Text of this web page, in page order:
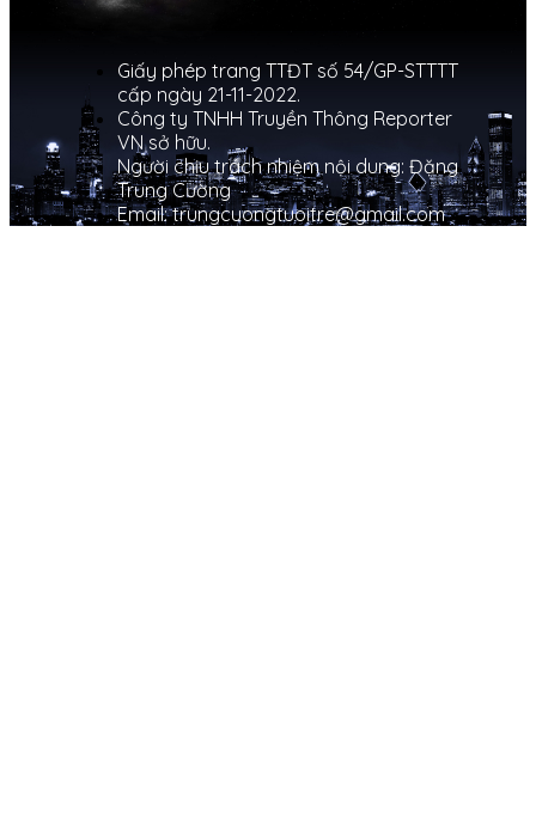
Giấy phép trang TTĐT số 54/GP-STTTT
cấp ngày 21-11-2022.
Công ty TNHH Truyền Thông Reporter
VN sở hữu.
Người chịu trách nhiệm nội dung: Đặng
Trung Cường
Email: trungcuongtuoitre@gmail.com